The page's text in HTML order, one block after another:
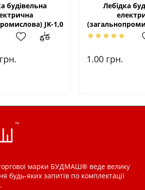
будівельна
JK-1,0
грн.
Лебідка
1.00 грн.
марки БУДМАШ® веде велику
будь-яких запитів по комплектації